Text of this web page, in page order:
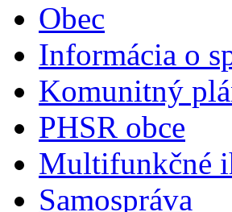
Obec
Informácia o
Komunitný
PHSR obce
Multifunkčné
Samospráva